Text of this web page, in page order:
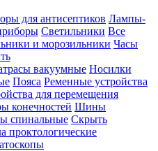
для антисептиков Лампы-
Светильники Все
и морозильники Часы
вакуумные Носилки
Пояса Ременные устройства
для перемещения
конечностей Шины
спинальные Скрыть
проктологические